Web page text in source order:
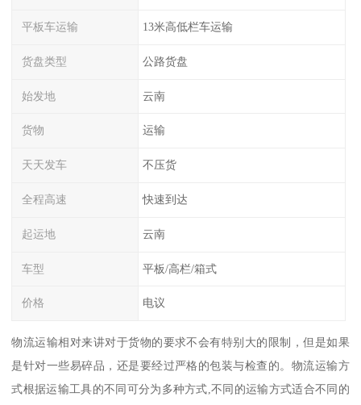
平板车运输 13米高低栏车运输
货盘类型 公路货盘
始发地 云南
货物 运输
天天发车 不压货
全程高速 快速到达
起运地 云南
车型 平板/高栏/箱式
价格 电议
物流运输相对来讲对于货物的要求不会有特别大的限制，但是如果
是针对一些易碎品，还是要经过严格的包装与检查的。物流运输方
式根据运输工具的不同可分为多种方式,不同的运输方式适合不同的